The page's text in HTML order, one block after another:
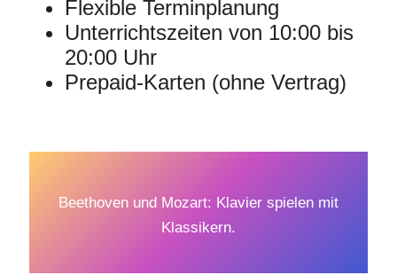
Flexible Terminplanung
Unterrichtszeiten von 10:00 bis
20:00 Uhr
Prepaid-Karten (ohne Vertrag)
Beethoven und Mozart: Klavier spielen mit
Klassikern.